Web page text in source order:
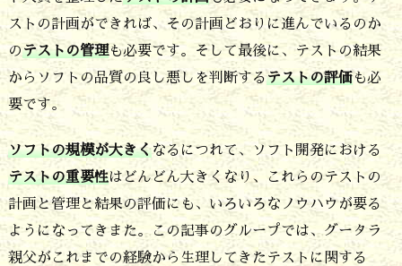
の
種
類
は
目
的
を
意
識
ストの計画ができれば、その計画どおりに進んでいるのか
のテストの管理も必要です。そして最後に、テストの結果
からソフトの品質の良し悪しを判断するテストの評価も必
要です。
ソフトの規模が大きくなるにつれて、ソフト開発における
テストの重要性はどんどん大きくなり、これらのテストの
計画と管理と結果の評価にも、いろいろなノウハウが要る
ようになってきまた。この記事のグループでは、グータラ
親父がこれまでの経験から生理してきたテストに関する